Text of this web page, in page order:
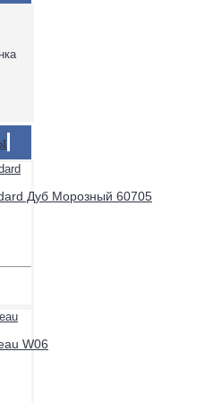
Дуб Морозный 60705
W06